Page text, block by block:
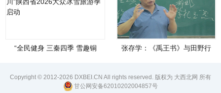
“全民健身 三秦四季 雪趣铜
张存学：《禹王书》与田野行
Copyright © 2012-2026 DXBEI.CN All rights reserved. 版权为 大西北网 所有
甘公网安备62010202004857号